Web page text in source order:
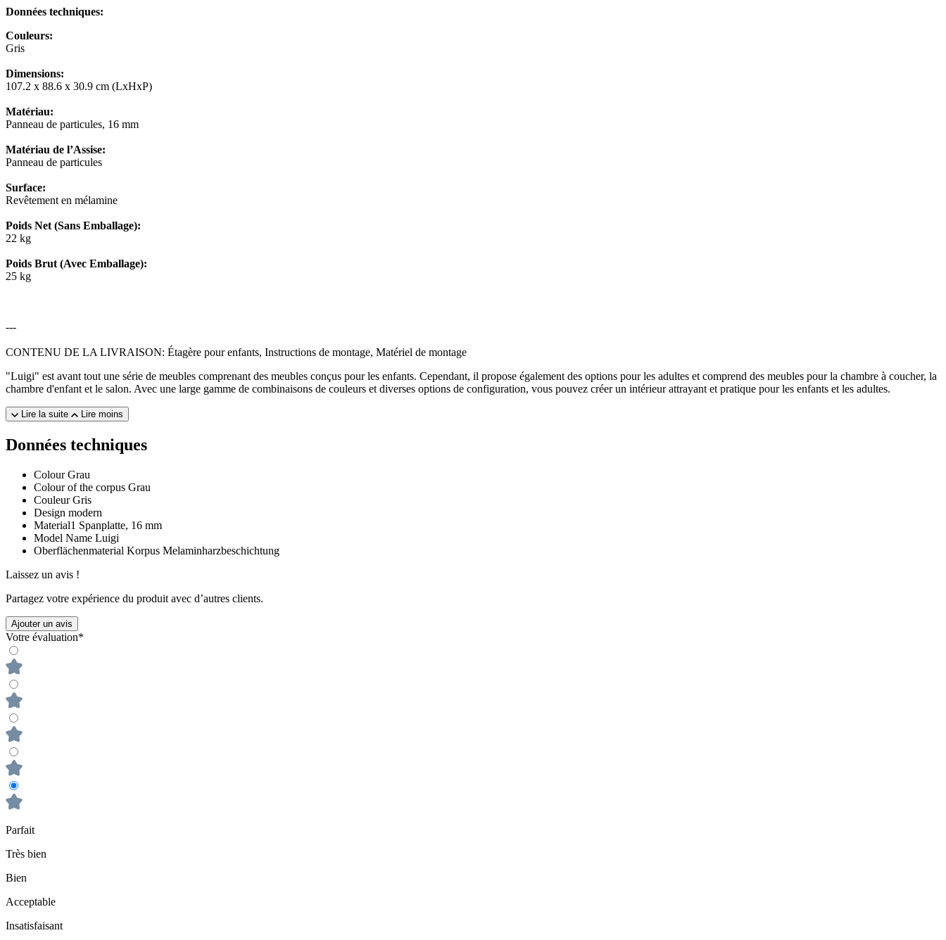
Données techniques:
Couleurs:
Gris
Dimensions:
107.2 x 88.6 x 30.9 cm (LxHxP)
Matériau:
Panneau de particules, 16 mm
Matériau de l’Assise:
Panneau de particules
Surface:
Revêtement en mélamine
Poids Net (Sans Emballage):
22 kg
Poids Brut (Avec Emballage):
25 kg
---
CONTENU DE LA LIVRAISON: Étagère pour enfants, Instructions de montage, Matériel de montage
"Luigi" est avant tout une série de meubles comprenant des meubles conçus pour les enfants. Cependant, il propose également des options pour les adultes et comprend des meubles pour la chambre à coucher, la
chambre d'enfant et le salon. Avec une large gamme de combinaisons de couleurs et diverses options de configuration, vous pouvez créer un intérieur attrayant et pratique pour les enfants et les adultes.
Lire la suite Lire moins
Données techniques
Colour Grau
Colour of the corpus Grau
Couleur Gris
Design modern
Material1 Spanplatte, 16 mm
Model Name Luigi
Oberflächenmaterial Korpus Melaminharzbeschichtung
Laissez un avis !
Partagez votre expérience du produit avec d’autres clients.
Ajouter un avis
Votre évaluation*
Parfait
Très bien
Bien
Acceptable
Insatisfaisant